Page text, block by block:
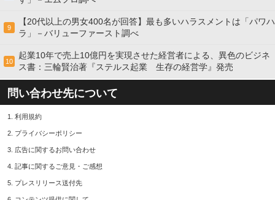
9
【20代以上の男女400名が回答】最も多いハラスメントは「パワハ
ラ」－バリューファースト調べ
10
起業10年で売上10億円を実現させた経営者による、異色のビジネ
ス書：三輪賢治著『ステルス起業 生存の経営学』発売
問い合わせ先について
1. 利用規約
2. プライバシーポリシー
3. 広告に関するお問い合わせ
4. 記事に関するご意見・ご感想
5. プレスリリース送付先